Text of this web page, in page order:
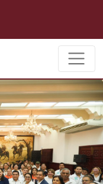
noticias